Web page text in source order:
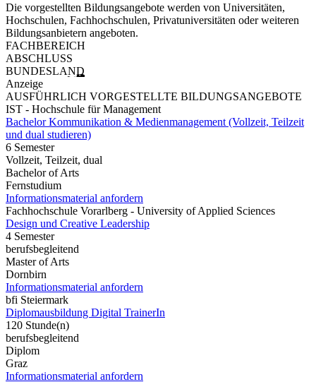
Die vorgestellten Bildungsangebote werden von Universitäten,
Hochschulen, Fachhochschulen, Privatuniversitäten oder weiteren
Bildungsanbietern angeboten.
FACHBEREICH
ABSCHLUSS
BUNDESLAND
Anzeige
AUSFÜHRLICH VORGESTELLTE BILDUNGSANGEBOTE
IST - Hochschule für Management
Bachelor Kommunikation & Medienmanagement (Vollzeit, Teilzeit
und dual studieren)
6 Semester
Vollzeit, Teilzeit, dual
Bachelor of Arts
Fernstudium
Informationsmaterial anfordern
Fachhochschule Vorarlberg - University of Applied Sciences
Design und Creative Leadership
4 Semester
berufsbegleitend
Master of Arts
Dornbirn
Informationsmaterial anfordern
bfi Steiermark
Diplomausbildung Digital TrainerIn
120 Stunde(n)
berufsbegleitend
Diplom
Graz
Informationsmaterial anfordern